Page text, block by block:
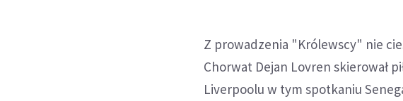
Z prowadzenia "Królewscy" nie
Chorwat Dejan Lovren skierował
Liverpoolu w tym spotkaniu